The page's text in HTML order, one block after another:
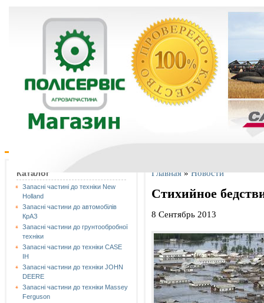
Каталог
Запасні частині до техніки New
Holland
Запасні частини до автомобілів
КрАЗ
Запасні частини до грунтообробної
техніки
Запасні частини до техніки CASE
IH
Запасні частини до техніки JOHN
DEERE
Запасні частини до техніки Massey
Ferguson
Главная»Новости
Стихийное
8 Сентябрь 2013